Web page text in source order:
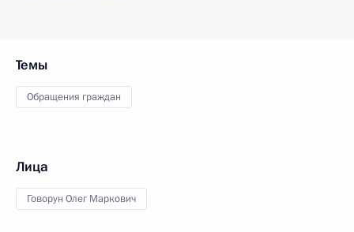
Темы
Обращения граждан
Лица
Говорун Олег Маркович